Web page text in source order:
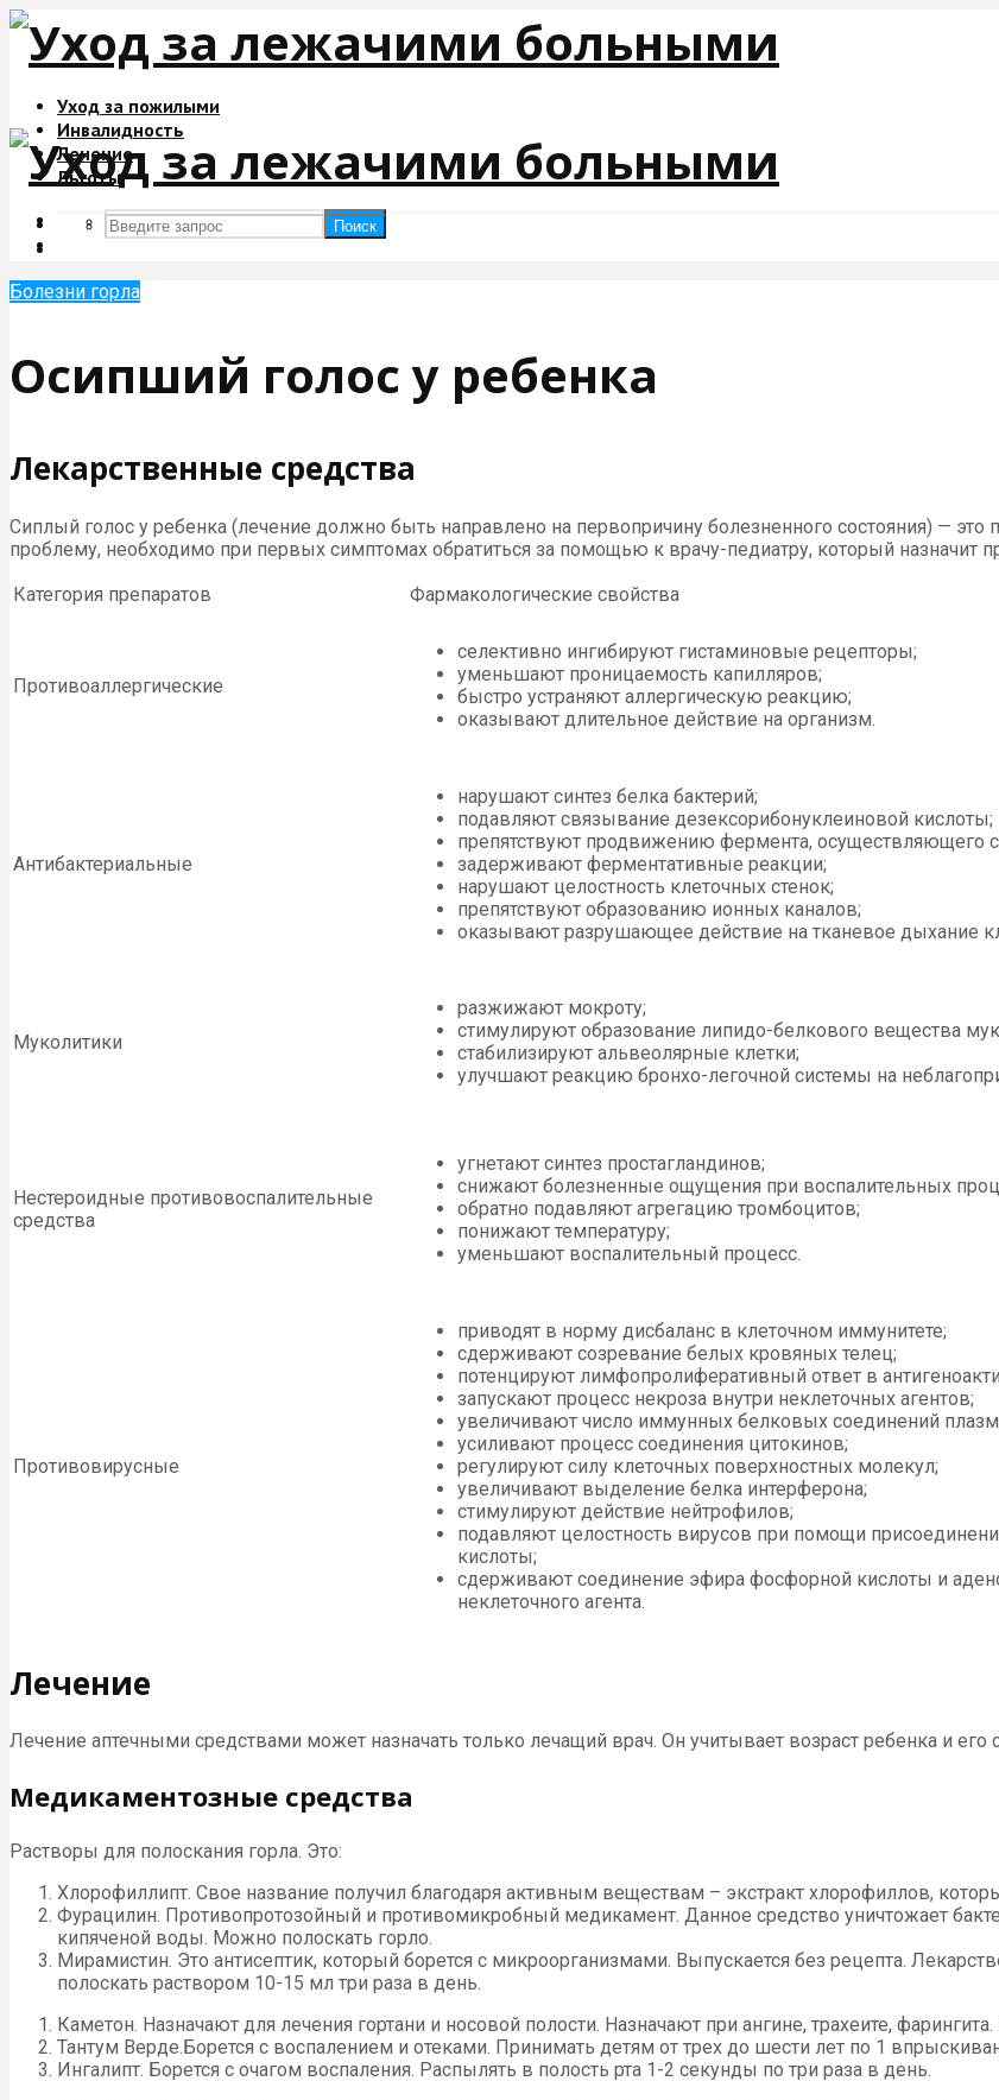
Уход за пожилыми
Инвалидность
Лечение
Льготы
Поиск
Поиск
Болезни горла
Осипший голос у ребенка
Лекарственные средства
Сиплый голос у ребенка (лечение должно быть направлено на первопричину болезненного состояния) — это
проблему, необходимо при первых симптомах обратиться за помощью к врачу-педиатру, который назначит
Категория препаратов
Фармакологические свойства
Противоаллергические
селективно ингибируют гистаминовые рецепторы;
уменьшают проницаемость капилляров;
быстро устраняют аллергическую реакцию;
оказывают длительное действие на организм.
Антибактериальные
нарушают синтез белка бактерий;
подавляют связывание дезексорибонуклеиновой кислоты;
препятствуют продвижению фермента, осуществляющего
задерживают ферментативные реакции;
нарушают целостность клеточных стенок;
препятствуют образованию ионных каналов;
оказывают разрушающее действие на тканевое дыхание
Муколитики
разжижают мокроту;
стимулируют образование липидо-белкового вещества
стабилизируют альвеолярные клетки;
улучшают реакцию бронхо-легочной системы на
Нестероидные противовоспалительные
средства
угнетают синтез простагландинов;
снижают болезненные ощущения при воспалительных
обратно подавляют агрегацию тромбоцитов;
понижают температуру;
уменьшают воспалительный процесс.
Противовирусные
приводят в норму дисбаланс в клеточном иммунитете;
сдерживают созревание белых кровяных телец;
потенцируют лимфопролиферативный ответ в
запускают процесс некроза внутри неклеточных агентов;
увеличивают число иммунных белковых соединений
усиливают процесс соединения цитокинов;
регулируют силу клеточных поверхностных молекул;
увеличивают выделение белка интерферона;
стимулируют действие нейтрофилов;
подавляют целостность вирусов при помощи
кислоты;
сдерживают соединение эфира фосфорной кислоты и
неклеточного агента.
Лечение
Лечение аптечными средствами может назначать только лечащий врач. Он учитывает возраст ребенка и его
Медикаментозные средства
Растворы для полоскания горла. Это:
Хлорофиллипт. Свое название получил благодаря активным веществам – экстракт хлорофиллов,
Фурацилин. Противопротозойный и противомикробный медикамент. Данное средство уничтожает
кипяченой воды. Можно полоскать горло.
Мирамистин. Это антисептик, который борется с микроорганизмами. Выпускается без рецепта.
полоскать раствором 10-15 мл три раза в день.
Каметон. Назначают для лечения гортани и носовой полости. Назначают при ангине, трахеите,
Тантум Верде.Борется с воспалением и отеками. Принимать детям от трех до шести лет по 1
Ингалипт. Борется с очагом воспаления. Распылять в полость рта 1-2 секунды по три раза в день.